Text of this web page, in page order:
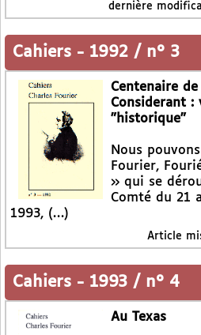
dernière
Cahiers - 1992 / n° 3
Centenaire
Considerant :
"historique"
Nous
Fourier,
» qui se
Comté du 21
1993, (…)
Article
Cahiers - 1993 / n° 4
Au Texas